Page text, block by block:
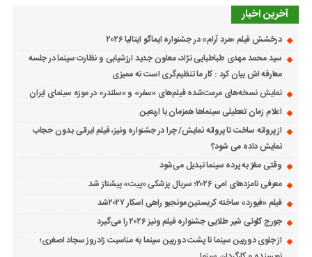
آخرین اخبار
درخشش فیلم «مرد آرام» در جشنواره ایماگو ایتالیا ۲۰۲۶
سید محمد مهدی طباطبایی نژاد، معاون جدید ارزشیابی و نظارت سینما در جلسه
معارفه اش بیان کرد : کار ما تنظیم‌گری است نه ممیزی
نمایش نسخه‌های مرمت‌شده فیلم‌های «سفر» و «سلندر» در موزه سینمای ایران
اعلام زمان تعطیلی سینماها همزمان با اربعین
از پروانه ساخت تا پروانه نمایش/ چرا در جشنواره ونیز، فیلم ایرانی بدون حجاب
نمایش داده می شود؟
وقتی مغز به پرده سینما تبدیل می‌شود
معرفی نامزدهای امی ۲۰۲۶؛ سریال پزشکی «پیت» پیشتاز شد
فیلم «فیورد» ساخته کریستین مونجیو راهی اسکار ۲۰۲۷شد
جورج کلونی شیر طلایی جشنواره فیلم ونیز ۲۰۲۶ را می‌گیرد
از جلوی دوربین سینما تا پشت دوربین سینما به مناسبت زادروز سجاد اصغری؛